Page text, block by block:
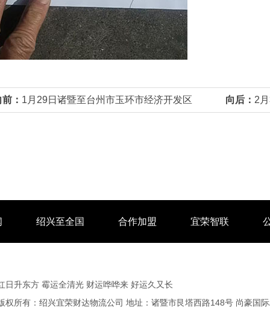
： 1月29日诸暨至台州市玉环市经济开发区 向后： 2
绍兴至全国 合作加盟 宜荣智联
日升东方 霉运全清光 财运哗哗来 好运久又长
权所有：绍兴宜荣财达物流公司 地址：诸暨市艮塔西路148号 尚豪国